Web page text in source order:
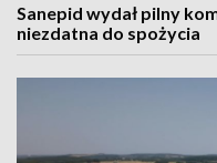
Sanepid wydał pilny
niezdatna do spożycia